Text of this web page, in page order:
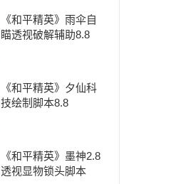
《和平精英》雨伞自
瞄透视破解辅助8.8
《和平精英》夕仙科
技绘制脚本8.8
《和平精英》墨神2.8
透视显物锁头脚本